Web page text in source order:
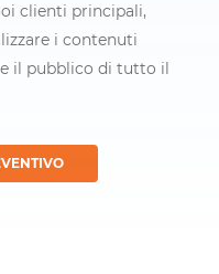
clienti principali,
i contenuti
il pubblico di tutto il